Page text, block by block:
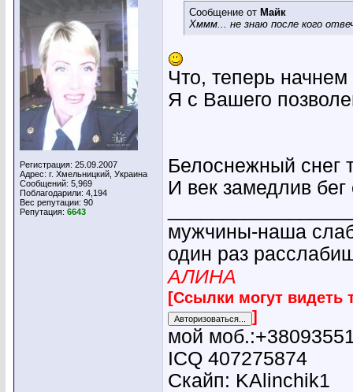
Регистрация: 25.09.2007
Адрес: г. Хмельницкий, Украина
Сообщений: 5,969
Поблагодарили: 4,194
Вес репутации: 90
Репутация: 6643
Сообщение от Майк
Хммм... не знаю после кого
Что, теперь начнем
Я с Вашего
Белоснежный снег
И век замедлив бег
мужчины-наша
один раз
АЛИНА
[Ссылки могут видеть
]
мой
ICQ 407275874
Скайп: KAlinchik1